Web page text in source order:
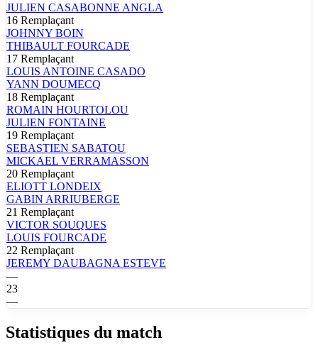
JULIEN CASABONNE ANGLA
16 Remplaçant
JOHNNY BOIN
THIBAULT FOURCADE
17 Remplaçant
LOUIS ANTOINE CASADO
YANN DOUMECQ
18 Remplaçant
ROMAIN HOURTOLOU
JULIEN FONTAINE
19 Remplaçant
SEBASTIEN SABATOU
MICKAEL VERRAMASSON
20 Remplaçant
ELIOTT LONDEIX
GABIN ARRIUBERGE
21 Remplaçant
VICTOR SOUQUES
LOUIS FOURCADE
22 Remplaçant
JEREMY DAUBAGNA ESTEVE
—
23
—
Statistiques du match